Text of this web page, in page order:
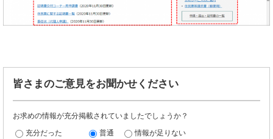
皆さまのご意見をお聞かせください
お求めの情報が充分掲載されていましたでしょうか？
充分だった 普通
情報が足りない